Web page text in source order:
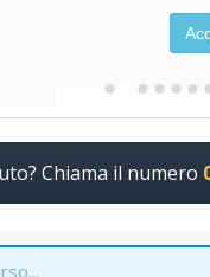
Chiama il numero